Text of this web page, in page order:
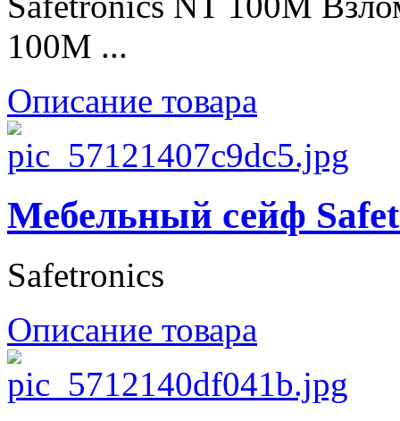
100M ...
Описание товара
Мебельный сейф
Safetronics
Описание товара